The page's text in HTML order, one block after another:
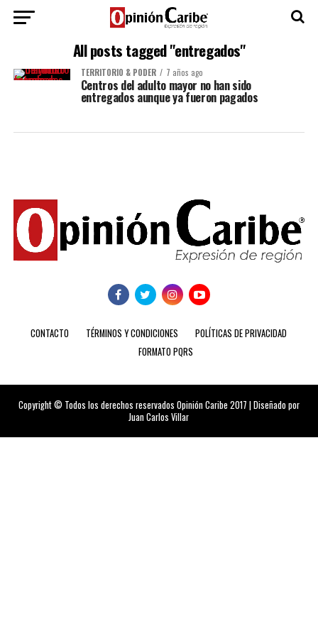
All posts tagged "entregados"
TERRITORIO & PODER 7 años ago
Centros del adulto mayor no han sido
entregados aunque ya fueron pagados
CONTACTO TÉRMINOS Y CONDICIONES
POLÍTICAS DE PRIVACIDAD
FORMATO PQRS
Copyright © Todos los derechos reservados Opinión Caribe 2017 | Diseñado por
Juan Carlos Villar